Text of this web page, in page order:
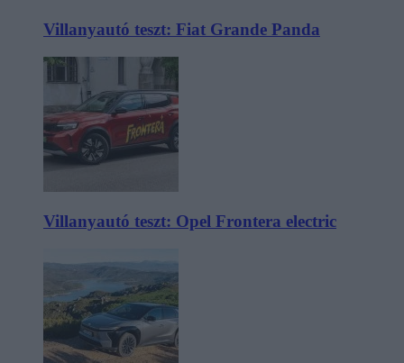
Villanyautó teszt: Fiat Grande Panda
Villanyautó teszt: Opel Frontera electric